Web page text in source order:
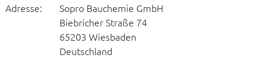
Adresse:
Sopro Bauchemie GmbH
Biebricher Straße 74
65203 Wiesbaden
Deutschland